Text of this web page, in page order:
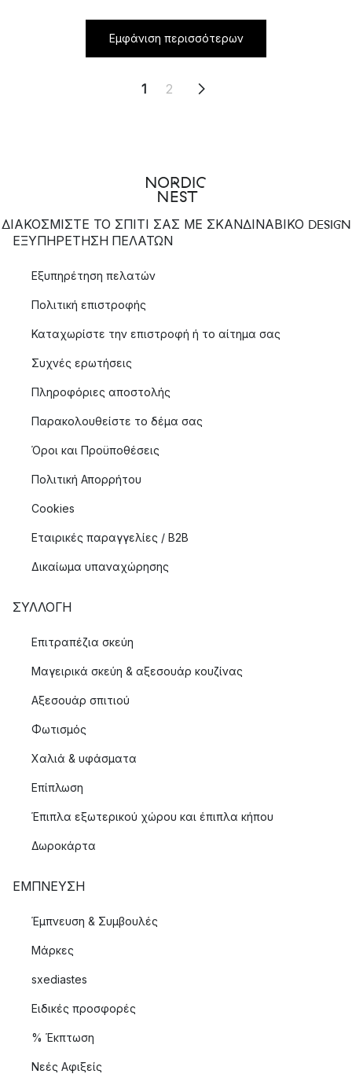
Εμφάνιση περισσότερων
1 2
ΔΙΑΚΟΣΜΙΣΤΕ ΤΟ ΣΠΙΤΙ ΣΑΣ ΜΕ ΣΚΑΝΔΙΝΑΒΙΚΟ DESIGN
ΕΞΥΠΗΡΈΤΗΣΗ ΠΕΛΑΤΏΝ
Εξυπηρέτηση πελατών
Πολιτική επιστροφής
Καταχωρίστε την επιστροφή ή το αίτημα σας
Συχνές ερωτήσεις
Πληροφόριες αποστολής
Παρακολουθείστε το δέμα σας
Όροι και Προϋποθέσεις
Πολιτική Απορρήτου
Cookies
Εταιρικές παραγγελίες / B2B
Δικαίωμα υπαναχώρησης
ΣΥΛΛΟΓΉ
Επιτραπέζια σκεύη
Μαγειρικά σκεύη & αξεσουάρ κουζίνας
Αξεσουάρ σπιτιού
Φωτισμός
Χαλιά & υφάσματα
Επίπλωση
Έπιπλα εξωτερικού χώρου και έπιπλα κήπου
Δωροκάρτα
ΈΜΠΝΕΥΣΗ
Έμπνευση & Συμβουλές
Μάρκες
sxediastes
Ειδικές προσφορές
% Έκπτωση
Νεές Αφιξείς